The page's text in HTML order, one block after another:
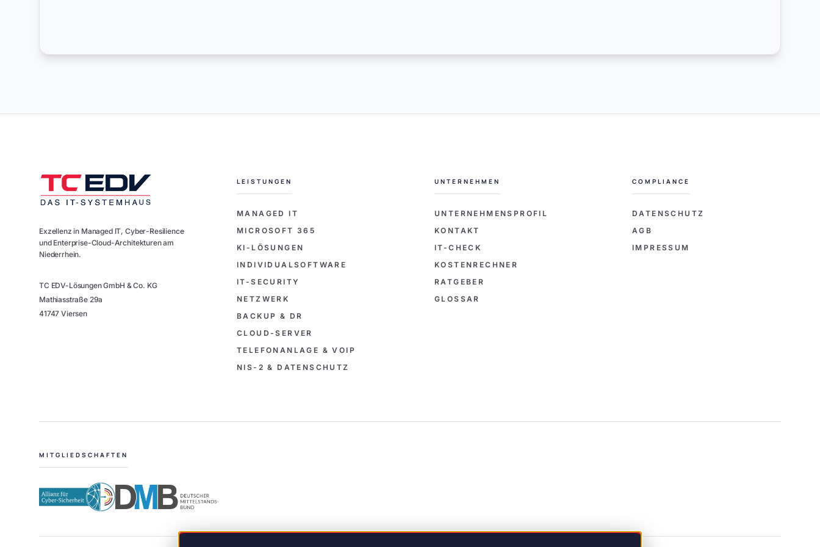
Exzellenz in Managed IT, Cyber-Resilience
und Enterprise-Cloud-Architekturen am
Niederrhein.
TC EDV-Lösungen GmbH & Co. KG
Mathiasstraße 29a
41747 Viersen
LEISTUNGEN
MANAGED IT
MICROSOFT 365
KI-LÖSUNGEN
INDIVIDUALSOFTWARE
IT-SECURITY
NETZWERK
BACKUP & DR
CLOUD-SERVER
TELEFONANLAGE & VOIP
NIS-2 & DATENSCHUTZ
UNTERNEHMEN
UNTERNEHMENSPROFIL
KONTAKT
IT-CHECK
KOSTENRECHNER
RATGEBER
GLOSSAR
COMPLIANCE
DATENSCHUTZ
AGB
IMPRESSUM
MITGLIEDSCHAFTEN